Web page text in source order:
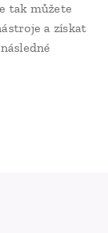
tak můžete
a získat